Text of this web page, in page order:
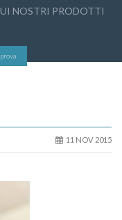
NOSTRI PRODOTTI
11 NOV 2015